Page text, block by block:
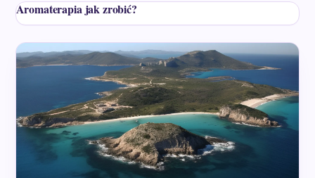
Aromaterapia jak zrobić?